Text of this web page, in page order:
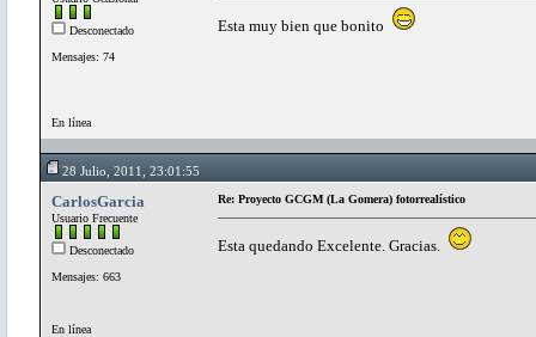
Desconectado
Mensajes: 74
En línea
Esta muy bien que bonito
28 Julio, 2011, 23:01:55
CarlosGarcia
Usuario Frecuente
Desconectado
Mensajes: 663
En línea
Re: Proyecto GCGM (La Gomera) fotorrealístico
Esta quedando Excelente. Gracias.